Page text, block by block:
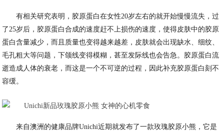
有相关研究表明，胶原蛋白在女性20岁左右的就开始慢慢流失，过
了25岁后，胶原蛋白合成的速度赶不上损伤的速度，使得皮肤中的胶原
蛋白含量减少，而且质量也变得越来越差，皮肤就会出现缺水、细纹、
毛孔粗大等问题，下颌线变得模糊，甚至发际线也会告急。胶原蛋白流
逝造成人体的衰老，而这是一个不可逆的过程，因此补充胶原蛋白刻不
容缓。
来自澳洲的健康品牌Unichi近期就发布了一款玫瑰胶原小熊，它是